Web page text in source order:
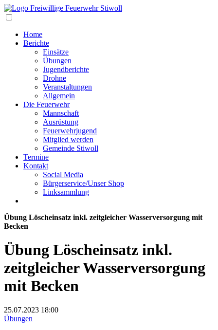
Home
Berichte
Einsätze
Übungen
Jugendberichte
Drohne
Veranstaltungen
Allgemein
Die Feuerwehr
Mannschaft
Ausrüstung
Feuerwehrjugend
Mitglied werden
Gemeinde Stiwoll
Termine
Kontakt
Social Media
Bürgerservice/Unser Shop
Linksammlung
Übung Löscheinsatz inkl. zeitgleicher Wasserversorgung mit
Becken
Übung Löscheinsatz inkl.
zeitgleicher Wasserversorgung
mit Becken
25.07.2023 18:00
Übungen